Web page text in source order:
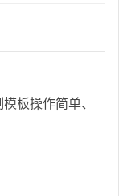
板操作简单、